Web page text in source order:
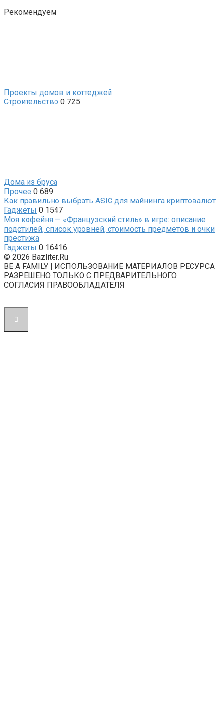
Рекомендуем
Проекты домов и коттеджей
Строительство 0 725
Дома из бруса
Прочее 0 689
Как правильно выбрать ASIC для майнинга криптовалют
Гаджеты 0 1547
Моя кофейня — «Французский стиль» в игре: описание
подстилей, список уровней, стоимость предметов и очки
престижа
Гаджеты 0 16416
© 2026 Bazliter.Ru
BE A FAMILY | ИСПОЛЬЗОВАНИЕ МАТЕРИАЛОВ РЕСУРСА
РАЗРЕШЕНО ТОЛЬКО С ПРЕДВАРИТЕЛЬНОГО
СОГЛАСИЯ ПРАВООБЛАДАТЕЛЯ